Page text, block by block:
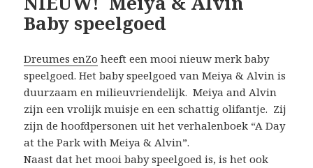
Baby speelgoed
Dreumes enZo heeft een mooi nieuw merk baby
speelgoed. Het baby speelgoed van Meiya & Alvin is
duurzaam en milieuvriendelijk. Meiya and Alvin
zijn een vrolijk muisje en een schattig olifantje. Zij
zijn de hoofdpersonen uit het verhalenboek “A Day
at the Park with Meiya & Alvin”.
Naast dat het mooi baby speelgoed is, is het ook